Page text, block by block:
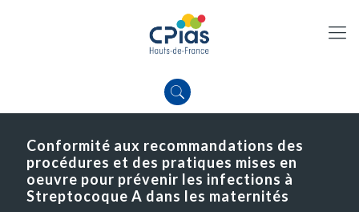
Conformité aux recommandations des
procédures et des pratiques mises en
oeuvre pour prévenir les infections à
Streptocoque A dans les maternités